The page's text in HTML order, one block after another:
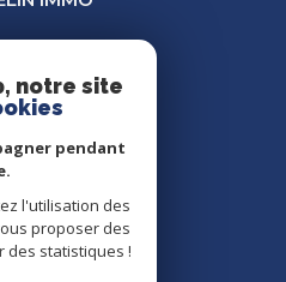
immo.com
Bannelier
SUR
notre site
pendant
l'utilisation des
proposer des
des statistiques !